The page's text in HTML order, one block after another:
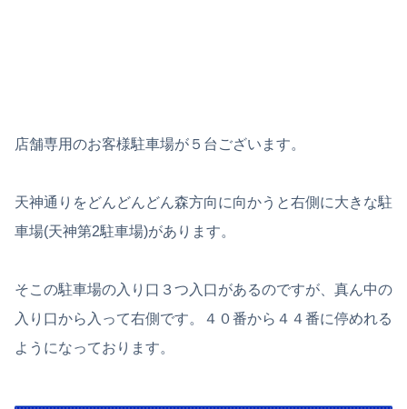
店舗専用のお客様駐車場が５台ございます。
天神通りをどんどんどん森方向に向かうと右側に大きな駐
車場(天神第2駐車場)があります。
そこの駐車場の入り口３つ入口があるのですが、真ん中の
入り口から入って右側です。４０番から４４番に停めれる
ようになっております。